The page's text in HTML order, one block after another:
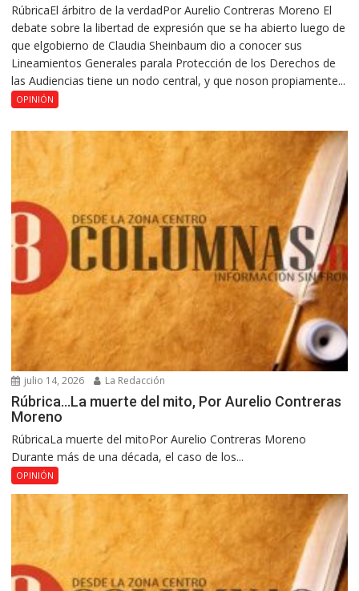
RúbricaEl árbitro de la verdadPor Aurelio Contreras Moreno El
debate sobre la libertad de expresión que se ha abierto luego de
que elgobierno de Claudia Sheinbaum dio a conocer sus
Lineamientos Generales parala Protección de los Derechos de
las Audiencias tiene un nodo central, y que noson propiamente...
OPINIÓN
julio 14, 2026 La Redacción
Rúbrica…La muerte del mito, Por Aurelio Contreras
Moreno
RúbricaLa muerte del mitoPor Aurelio Contreras Moreno
Durante más de una década, el caso de los...
OPINIÓN